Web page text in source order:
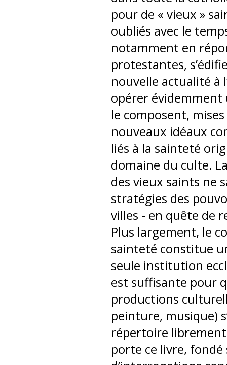
pour de « vieux »
oubliés avec le
notamment en
protestantes,
nouvelle actualité à
opérer
le composent,
nouveaux idéaux
liés à la sainteté
domaine du culte.
des vieux saints ne
stratégies des
villes - en quête de
Plus largement, le
sainteté constitue
seule institution
est suffisante pour
productions
peinture, musique)
répertoire
porte ce livre,